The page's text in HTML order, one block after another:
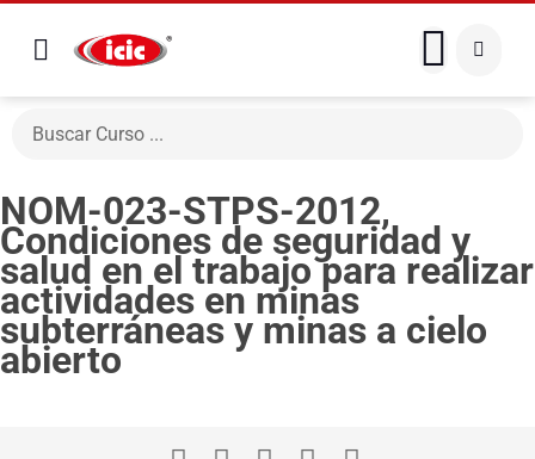
NOM-023-STPS-2012,
Condiciones de seguridad y
salud en el trabajo para realizar
actividades en minas
subterráneas y minas a cielo
abierto